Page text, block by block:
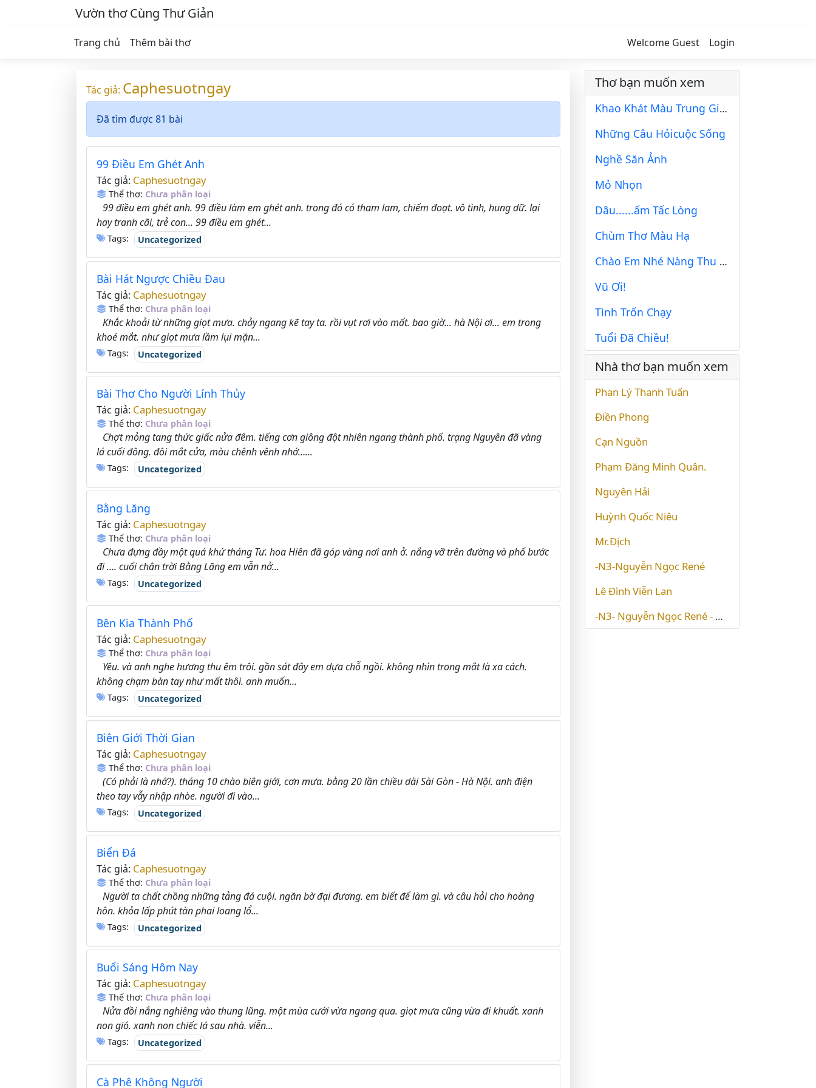
Vườn thơ Cùng Thư Giản
Trang chủ Thêm bài thơ Welcome Guest Login
Tác giả: Caphesuotngay
Đã tìm được 81 bài
99 Điều Em Ghét Anh
Tác giả: Caphesuotngay
Thể thơ: Chưa phân loại
99 điều em ghét anh. 99 điều làm em ghét anh. trong đó có tham lam, chiếm đoạt. vô tình, hung dữ. lại
hay tranh cãi, trẻ con... 99 điều em ghét...
Tags: Uncategorized
Bài Hát Ngược Chiều Đau
Tác giả: Caphesuotngay
Thể thơ: Chưa phân loại
Khắc khoải từ những giọt mưa. chảy ngang kẽ tay ta. rồi vụt rơi vào mất. bao giờ... hà Nội ơi... em trong
khoé mắt. như giọt mưa lầm lụi mặn...
Tags: Uncategorized
Bài Thơ Cho Người Lính Thủy
Tác giả: Caphesuotngay
Thể thơ: Chưa phân loại
Chợt mỏng tang thức giấc nửa đêm. tiếng cơn giông đột nhiên ngang thành phố. trạng Nguyên đã vàng
lá cuối đông. đôi mắt cửa, màu chênh vênh nhớ…...
Tags: Uncategorized
Bằng Lăng
Tác giả: Caphesuotngay
Thể thơ: Chưa phân loại
Chưa đựng đầy một quá khứ tháng Tư. hoa Hiên đã góp vàng nơi anh ở. nắng vỡ trên đường và phố bước
đi …. cuối chân trời Bằng Lăng em vẫn nở...
Tags: Uncategorized
Bên Kia Thành Phố
Tác giả: Caphesuotngay
Thể thơ: Chưa phân loại
Yêu. và anh nghe hương thu êm trôi. gần sát đây em dựa chỗ ngồi. không nhìn trong mắt là xa cách.
không chạm bàn tay như mất thôi. anh muốn...
Tags: Uncategorized
Biên Giới Thời Gian
Tác giả: Caphesuotngay
Thể thơ: Chưa phân loại
(Có phải là nhớ?). tháng 10 chào biên giới, cơn mưa. bằng 20 lần chiều dài Sài Gòn - Hà Nội. anh điện
theo tay vẫy nhập nhòe. người đi vào...
Tags: Uncategorized
Biển Đá
Tác giả: Caphesuotngay
Thể thơ: Chưa phân loại
Người ta chất chồng những tảng đá cuội. ngăn bờ đại đương. em biết để làm gì. và câu hỏi cho hoàng
hôn. khỏa lấp phút tàn phai loang lổ...
Tags: Uncategorized
Buổi Sáng Hôm Nay
Tác giả: Caphesuotngay
Thể thơ: Chưa phân loại
Nửa đồi nắng nghiêng vào thung lũng. một mùa cưới vừa ngang qua. giọt mưa cũng vừa đi khuất. xanh
non gió. xanh non chiếc lá sau nhà. viễn...
Tags: Uncategorized
Cà Phê Không Người
Thơ bạn muốn xem
Khao Khát Màu Trung Gian
Những Câu Hỏicuộc Sống
Nghề Săn Ảnh
Mỏ Nhọn
Dâu......ấm Tấc Lòng
Chùm Thơ Màu Hạ
Chào Em Nhé Nàng Thu Tháng Tám
Vũ Ơi!
Tình Trốn Chạy
Tuổi Đã Chiều!
Nhà thơ bạn muốn xem
Phan Lý Thanh Tuấn
Điền Phong
Cạn Nguồn
Phạm Đăng Minh Quân.
Nguyên Hải
Huỳnh Quốc Niêu
Mr.Địch
-N3-Nguyễn Ngọc René
Lê Đình Viễn Lan
-N3- Nguyễn Ngọc René - Hue Muoi